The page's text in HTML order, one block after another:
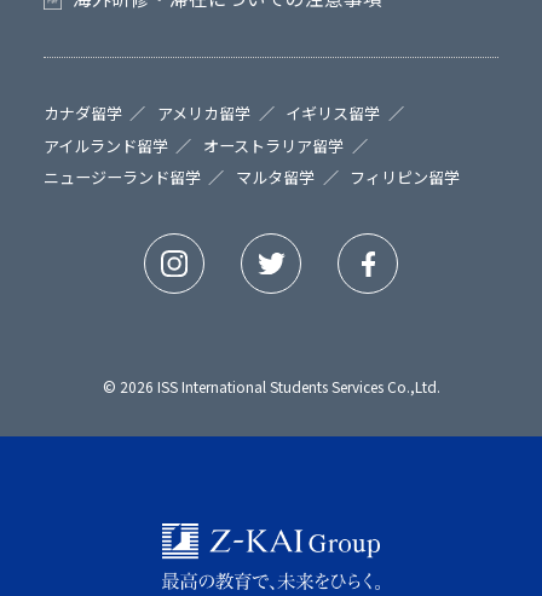
カナダ留学 アメリカ留学
イギリス留学
アイルランド留学
オーストラリア留学
ニュージーランド留学
マルタ留学 フィリピン留学
© 2026 ISS International Students Services Co.,Ltd.